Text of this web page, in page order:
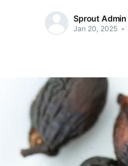
Sprout Admin
Jan 20, 2025 •